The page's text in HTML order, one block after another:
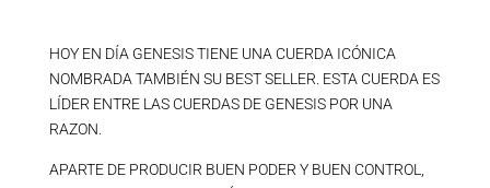
HOY EN DÍA GENESIS TIENE UNA CUERDA ICÓNICA
NOMBRADA TAMBIÉN SU BEST SELLER. ESTA CUERDA ES
LÍDER ENTRE LAS CUERDAS DE GENESIS POR UNA
RAZON.
APARTE DE PRODUCIR BUEN PODER Y BUEN CONTROL,